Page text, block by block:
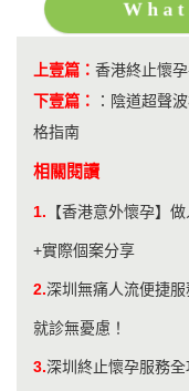
上壹篇： 香港終止懷
下壹篇：
： 陰道超聲
格指南
相關閱讀
1. 【香港意外懷孕】
+實際個案分享
2.深圳無痛人流便捷
就診無憂慮！
3.深圳終止懷孕服務